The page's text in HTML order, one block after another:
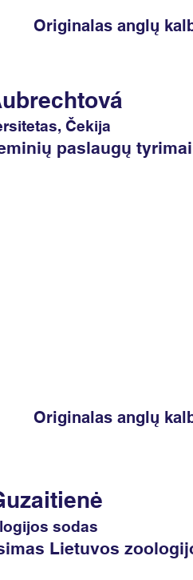
fondas
auksavabaliui
Originalas anglų
Čekija
paslaugų tyrimai
Originalas anglų
sodas
Lietuvos